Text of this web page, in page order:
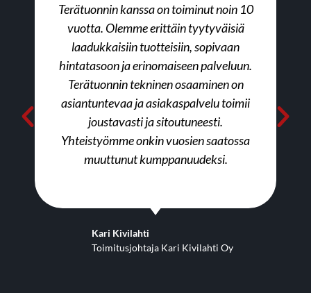
Terätuonnin kanssa on toiminut noin 10
vuotta. Olemme erittäin tyytyväisiä
laadukkaisiin tuotteisiin, sopivaan
hintatasoon ja erinomaiseen palveluun.
Terätuonnin tekninen osaaminen on
asiantuntevaa ja asiakaspalvelu toimii
joustavasti ja sitoutuneesti.
Yhteistyömme onkin vuosien saatossa
muuttunut kumppanuudeksi.
Kari Kivilahti
Toimitusjohtaja Kari Kivilahti Oy